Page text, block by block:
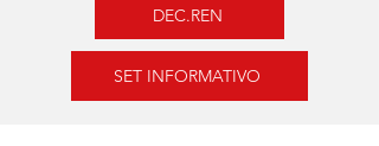
DEC.REN
SET INFORMATIVO